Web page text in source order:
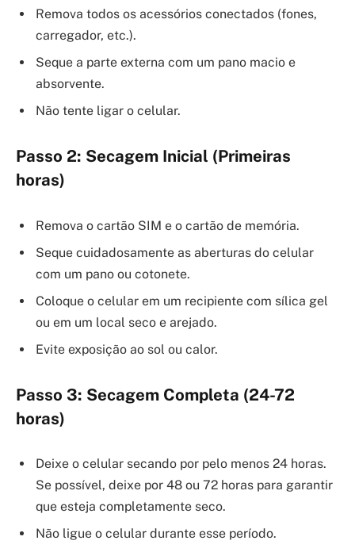
Remova todos os acessórios conectados (fones,
carregador, etc.).
Seque a parte externa com um pano macio e
absorvente.
Não tente ligar o celular.
Passo 2: Secagem Inicial (Primeiras
horas)
Remova o cartão SIM e o cartão de memória.
Seque cuidadosamente as aberturas do celular
com um pano ou cotonete.
Coloque o celular em um recipiente com sílica gel
ou em um local seco e arejado.
Evite exposição ao sol ou calor.
Passo 3: Secagem Completa (24-72
horas)
Deixe o celular secando por pelo menos 24 horas.
Se possível, deixe por 48 ou 72 horas para garantir
que esteja completamente seco.
Não ligue o celular durante esse período.